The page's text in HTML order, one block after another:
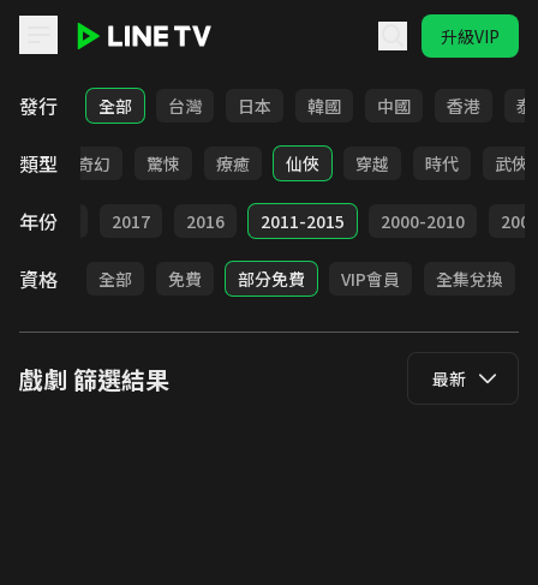
升級VIP
LINE TV - 戲劇
發行 全部 台灣 日本 韓國 中國 香港 泰
類型
BL 奇幻 驚悚 療癒 仙俠 穿越 時代 武俠
年份
2018 2017 2016 2011-2015 2000-2010
資格 全部 免費 部分免費 VIP會員 全集兌換
戲劇 篩選結果 最新